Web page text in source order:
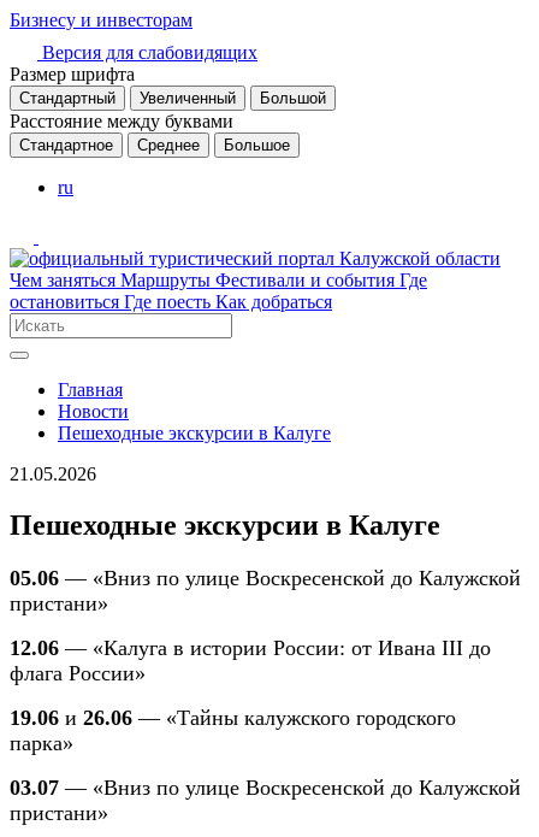
Бизнесу и инвесторам
Версия для слабовидящих
Размер шрифта
Стандартный Увеличенный Большой
Расстояние между буквами
Стандартное Среднее Большое
ru
Чем заняться Маршруты Фестивали и события Где
остановиться Где поесть Как добраться
Главная
Новости
Пешеходные экскурсии в Калуге
21.05.2026
Пешеходные экскурсии в Калуге
05.06 — «Вниз по улице Воскресенской до Калужской
пристани»
12.06 — «Калуга в истории России: от Ивана III до
флага России»
19.06 и 26.06 — «Тайны калужского городского
парка»
03.07 — «Вниз по улице Воскресенской до Калужской
пристани»